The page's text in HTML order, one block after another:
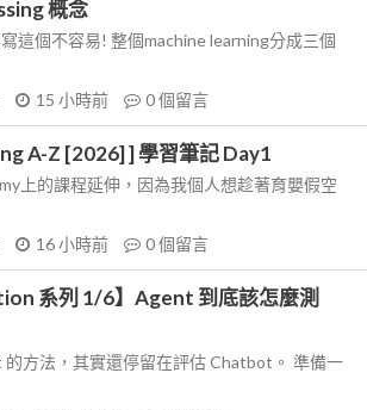
概念
這個不容易! 整個machine learning分成三個
15 小時前 0個留言
A-Z [2026] ] 學習筆記 Day1
上的課程延伸，因為我個人想趁著育嬰假空
16 小時前 0個留言
系列 1/6】Agent 到底該怎麼測
方法，其實還停留在評估 Chatbot。 準備一